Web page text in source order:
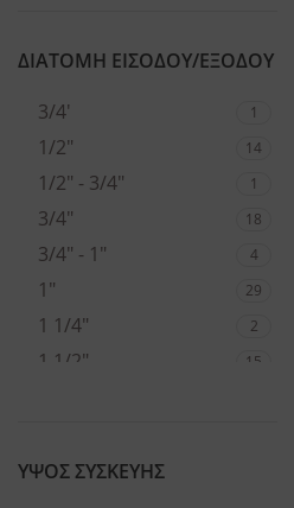
ΔΙΑΤΟΜΗ ΕΙΣΟΔΟΥ/ΕΞΟΔΟΥ
3/4'
1
1/2" 14
1/2" - 3/4" 1
3/4" 18
3/4" - 1" 4
1" 29
1 1/4" 2
1 1/2" 15
ΥΨΟΣ ΣΥΣΚΕΥΗΣ